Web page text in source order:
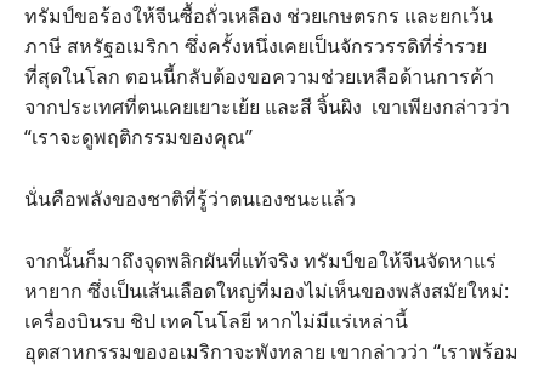
ทรัมป์ขอร้องให้จีนซื้อถั่วเหลือง ช่วยเกษตรกร และยกเว้น
ภาษี สหรัฐอเมริกา ซึ่งครั้งหนึ่งเคยเป็นจักรวรรดิที่ร่ำรวย
ที่สุดในโลก ตอนนี้กลับต้องขอความช่วยเหลือด้านการค้า
จากประเทศที่ตนเคยเยาะเย้ย และสี จิ้นผิง เขาเพียงกล่าวว่า
“เราจะดูพฤติกรรมของคุณ”
นั่นคือพลังของชาติที่รู้ว่าตนเองชนะแล้ว
จากนั้นก็มาถึงจุดพลิกผันที่แท้จริง ทรัมป์ขอให้จีนจัดหาแร่
หายาก ซึ่งเป็นเส้นเลือดใหญ่ที่มองไม่เห็นของพลังสมัยใหม่:
เครื่องบินรบ ชิป เทคโนโลยี หากไม่มีแร่เหล่านี้
อุตสาหกรรมของอเมริกาจะพังทลาย เขากล่าวว่า “เราพร้อม